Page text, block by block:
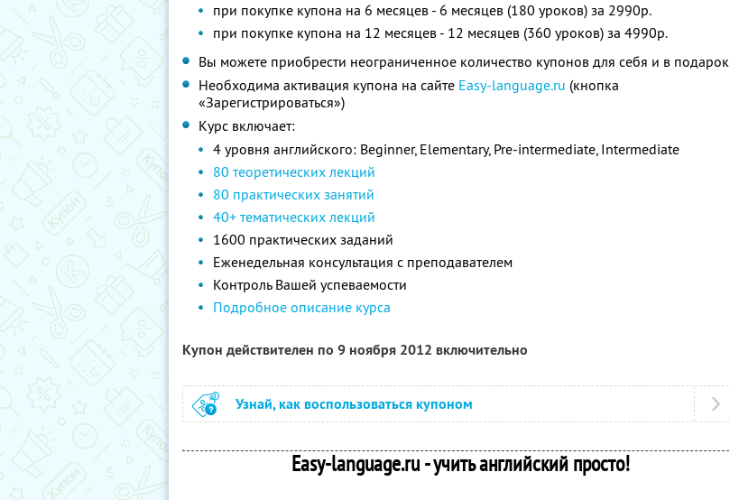
при покупке купона на 6 месяцев - 6 месяцев (180 уроков) за 2990р.
при покупке купона на 12 месяцев - 12 месяцев (360 уроков) за 4990р.
Вы можете приобрести неограниченное количество купонов для себя и в подарок
Необходима активация купона на сайте Easy-language.ru (кнопка
«Зарегистрироваться»)
Курс включает:
4 уровня английского: Beginner, Elementary, Pre-intermediate, Intermediate
80 теоретических лекций
80 практических занятий
40+ тематических лекций
1600 практических заданий
Еженедельная консультация с преподавателем
Контроль Вашей успеваемости
Подробное описание курса
Купон действителен по 9 ноября 2012 включительно
Узнай, как воспользоваться купоном
Easy-language.ru - учить английский просто!